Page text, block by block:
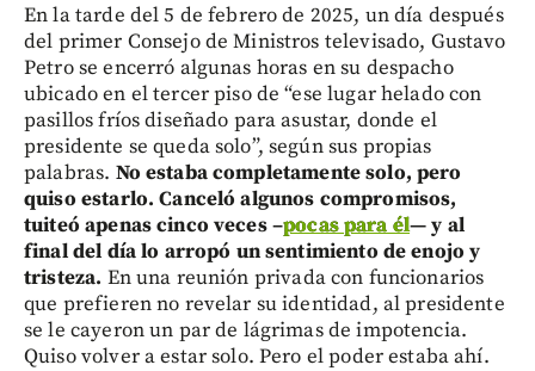
En la tarde del 5 de febrero de 2025, un día después
del primer Consejo de Ministros televisado, Gustavo
Petro se encerró algunas horas en su despacho
ubicado en el tercer piso de “ese lugar helado con
pasillos fríos diseñado para asustar, donde el
presidente se queda solo”, según sus propias
palabras. No estaba completamente solo, pero
quiso estarlo. Canceló algunos compromisos,
tuiteó apenas cinco veces –pocas para él— y al
final del día lo arropó un sentimiento de enojo y
tristeza. En una reunión privada con funcionarios
que prefieren no revelar su identidad, al presidente
se le cayeron un par de lágrimas de impotencia.
Quiso volver a estar solo. Pero el poder estaba ahí.